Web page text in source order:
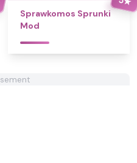
Sprawkomos Sprunki
Mod